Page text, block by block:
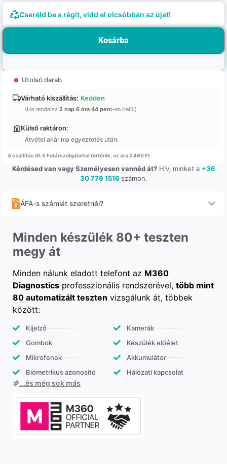
Cseréld be a régit, vidd el olcsóbban az újat!
Kosárba
Utolsó darab
Várható kiszállítás: Kedden
(Ha rendelsz 2 nap 6 óra 44 perc-en belül)
Külső raktáron:
Átvétel akár ma egyeztetés után.
A szállítás GLS Futárszolgálattal történik, az ára 2 490 Ft
Kérdésed van vagy Személyesen vannéd át?Hívj minket a +36
30 779 1516 számon.
ÁFA-s számlát szeretnél?
Minden készülék 80+ teszten
megy át
Minden nálunk eladott telefont az M360
Diagnostics professzionális rendszerével, több mint
80 automatizált teszten vizsgálunk át, többek
között:
Kijelző
Gombok
Mikrofonok
Biometrikus azonosító
Kamerák
Készülék előélet
Akkumulátor
Hálózati kapcsolat
...és még sok más